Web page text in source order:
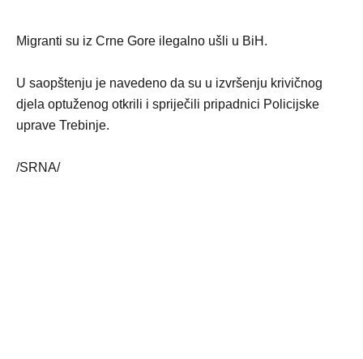
Migranti su iz Crne Gore ilegalno ušli u BiH.
U saopštenju je navedeno da su u izvršenju krivičnog
djela optuženog otkrili i spriječili pripadnici Policijske
uprave Trebinje.
/SRNA/